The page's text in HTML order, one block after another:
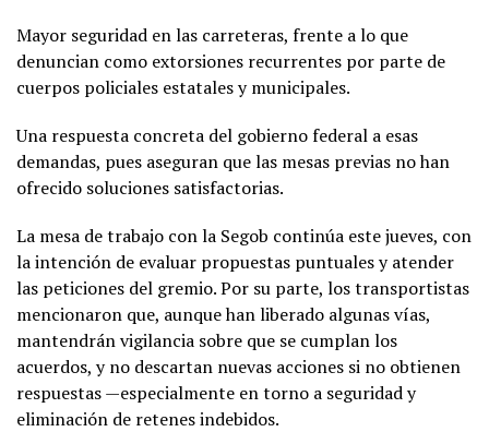
Mayor seguridad en las carreteras, frente a lo que
denuncian como extorsiones recurrentes por parte de
cuerpos policiales estatales y municipales.
Una respuesta concreta del gobierno federal a esas
demandas, pues aseguran que las mesas previas no han
ofrecido soluciones satisfactorias.
La mesa de trabajo con la Segob continúa este jueves, con
la intención de evaluar propuestas puntuales y atender
las peticiones del gremio. Por su parte, los transportistas
mencionaron que, aunque han liberado algunas vías,
mantendrán vigilancia sobre que se cumplan los
acuerdos, y no descartan nuevas acciones si no obtienen
respuestas —especialmente en torno a seguridad y
eliminación de retenes indebidos.